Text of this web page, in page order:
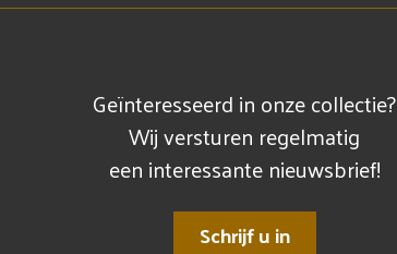
Geïnteresseerd in onze collectie?
Wij versturen regelmatig
een interessante nieuwsbrief!
Schrijf u in